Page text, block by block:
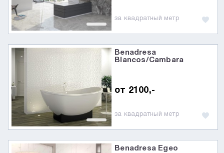
за квадратный метр
Benadresa
Blancos/Cambara
от 2100,-
за квадратный метр
Benadresa Egeo